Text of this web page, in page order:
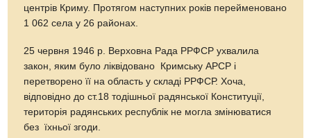
центрів Криму. Протягом наступних років перейменовано
1 062 села у 26 районах.
25 червня 1946 р. Верховна Рада РРФСР ухвалила
закон, яким було ліквідовано Кримську АРСР і
перетворено її на область у складі РРФСР. Хоча,
відповідно до ст.18 тодішньої радянської Конституції,
територія радянських республік не могла змінюватися
без їхньої згоди.